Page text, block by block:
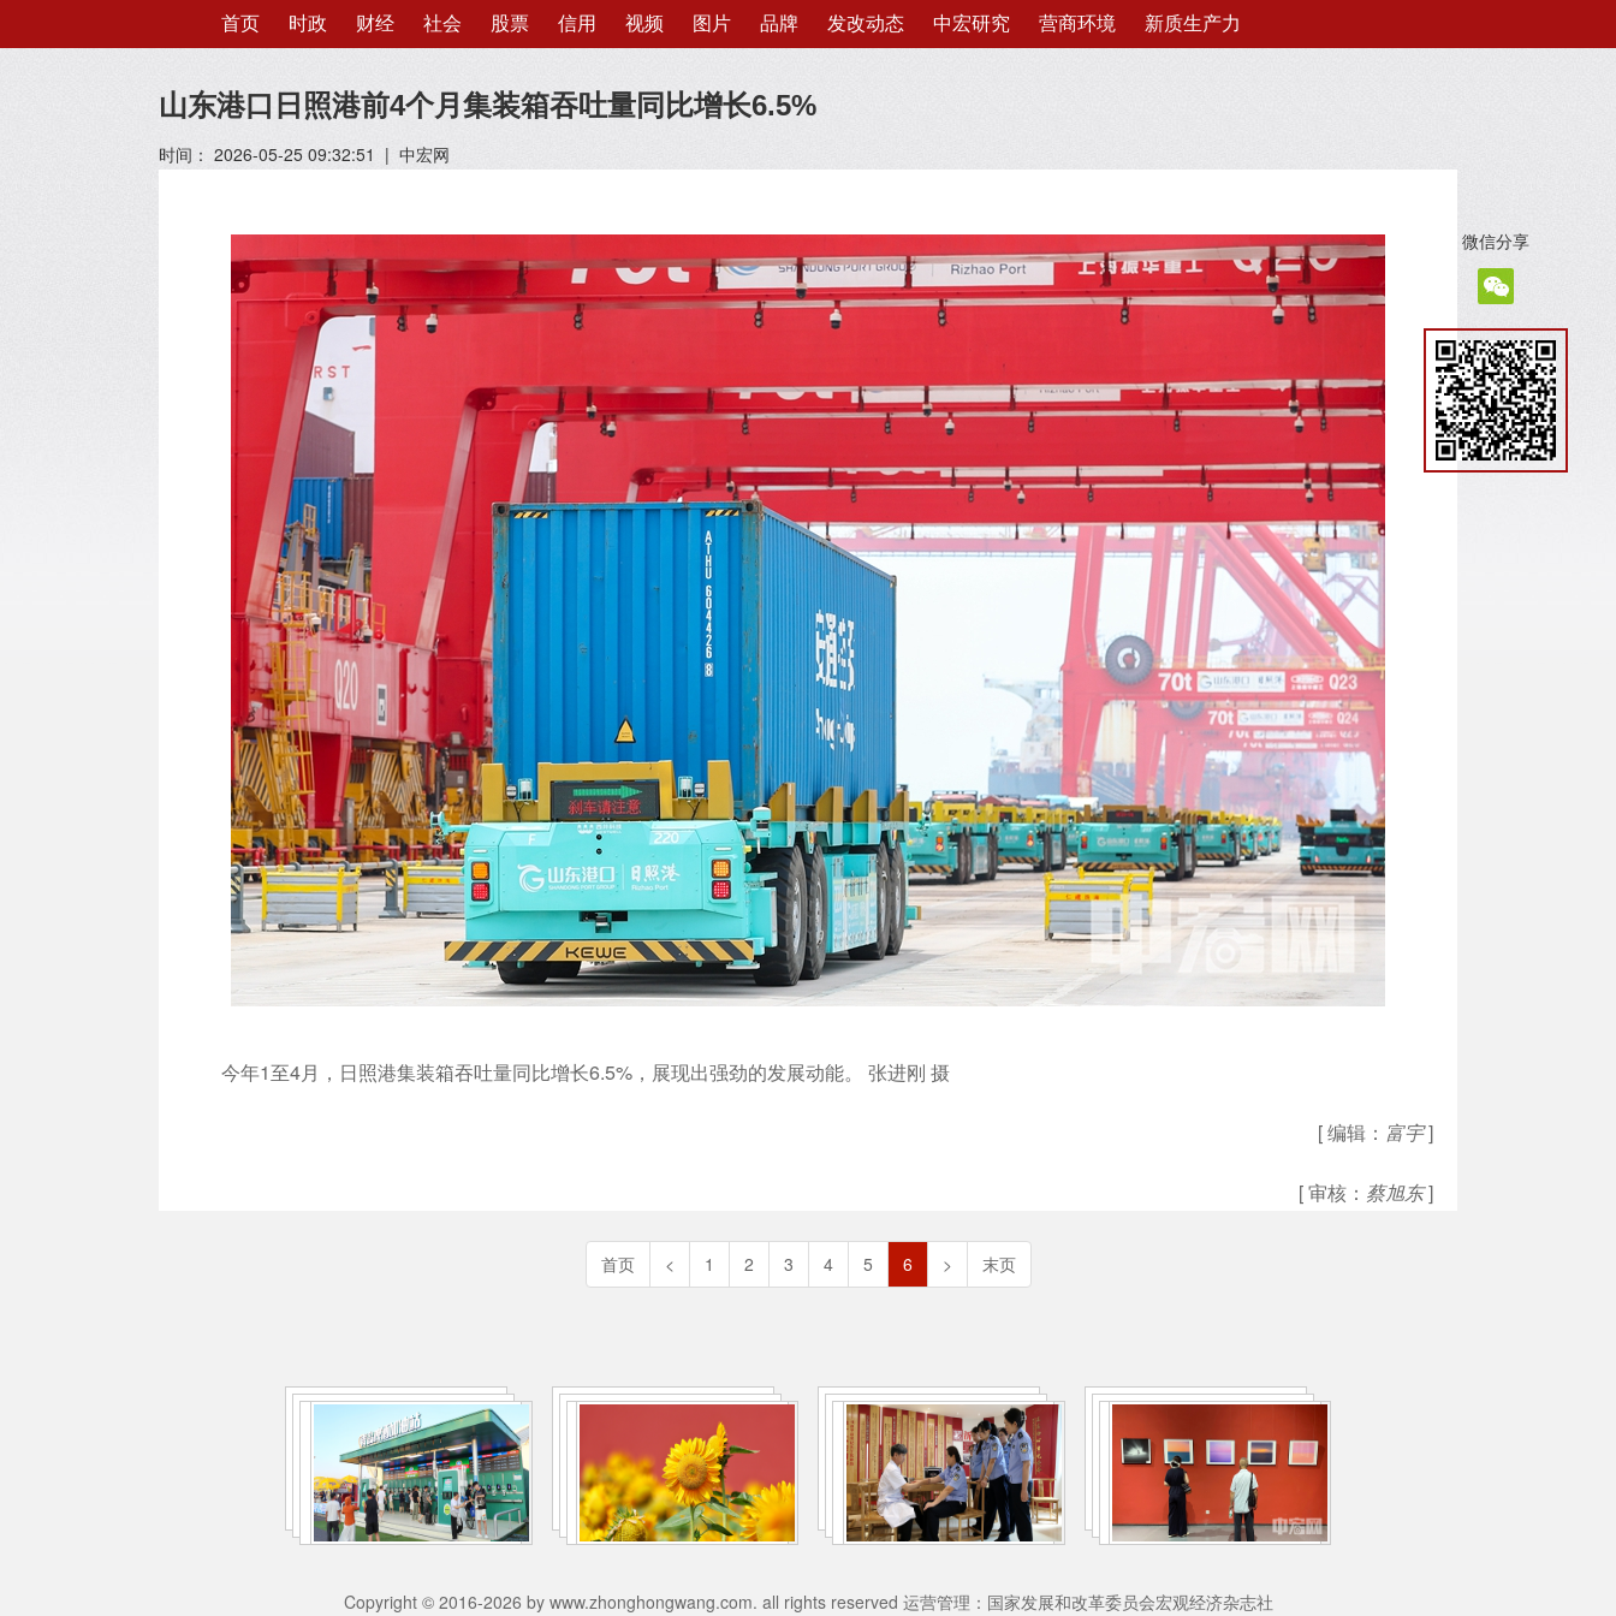
微信分享
首页 时政 财经 社会 股票 信用 视频 图片 品牌 发改动态 中宏研究 营商环境 新质生产力
山东港口日照港前4个月集装箱吞吐量同比增长6.5%
时间： 2026-05-25 09:32:51 | 中宏网
今年1至4月，日照港集装箱吞吐量同比增长6.5%，展现出强劲的发展动能。 张进刚 摄
[ 编辑： 富宇]
[ 审核： 蔡旭东]
首页 < 1 2 3 4 5 6 > 末页
Copyright © 2016-2026 by www.zhonghongwang.com. all rights reserved 运营管理：国家发展和改革委员会宏观经济杂志社